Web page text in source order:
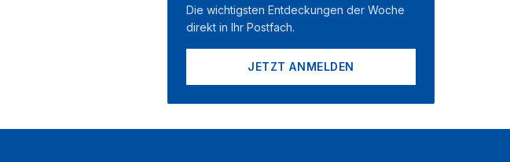
Die wichtigsten Entdeckungen der Woche
direkt in Ihr Postfach.
JETZT ANMELDEN